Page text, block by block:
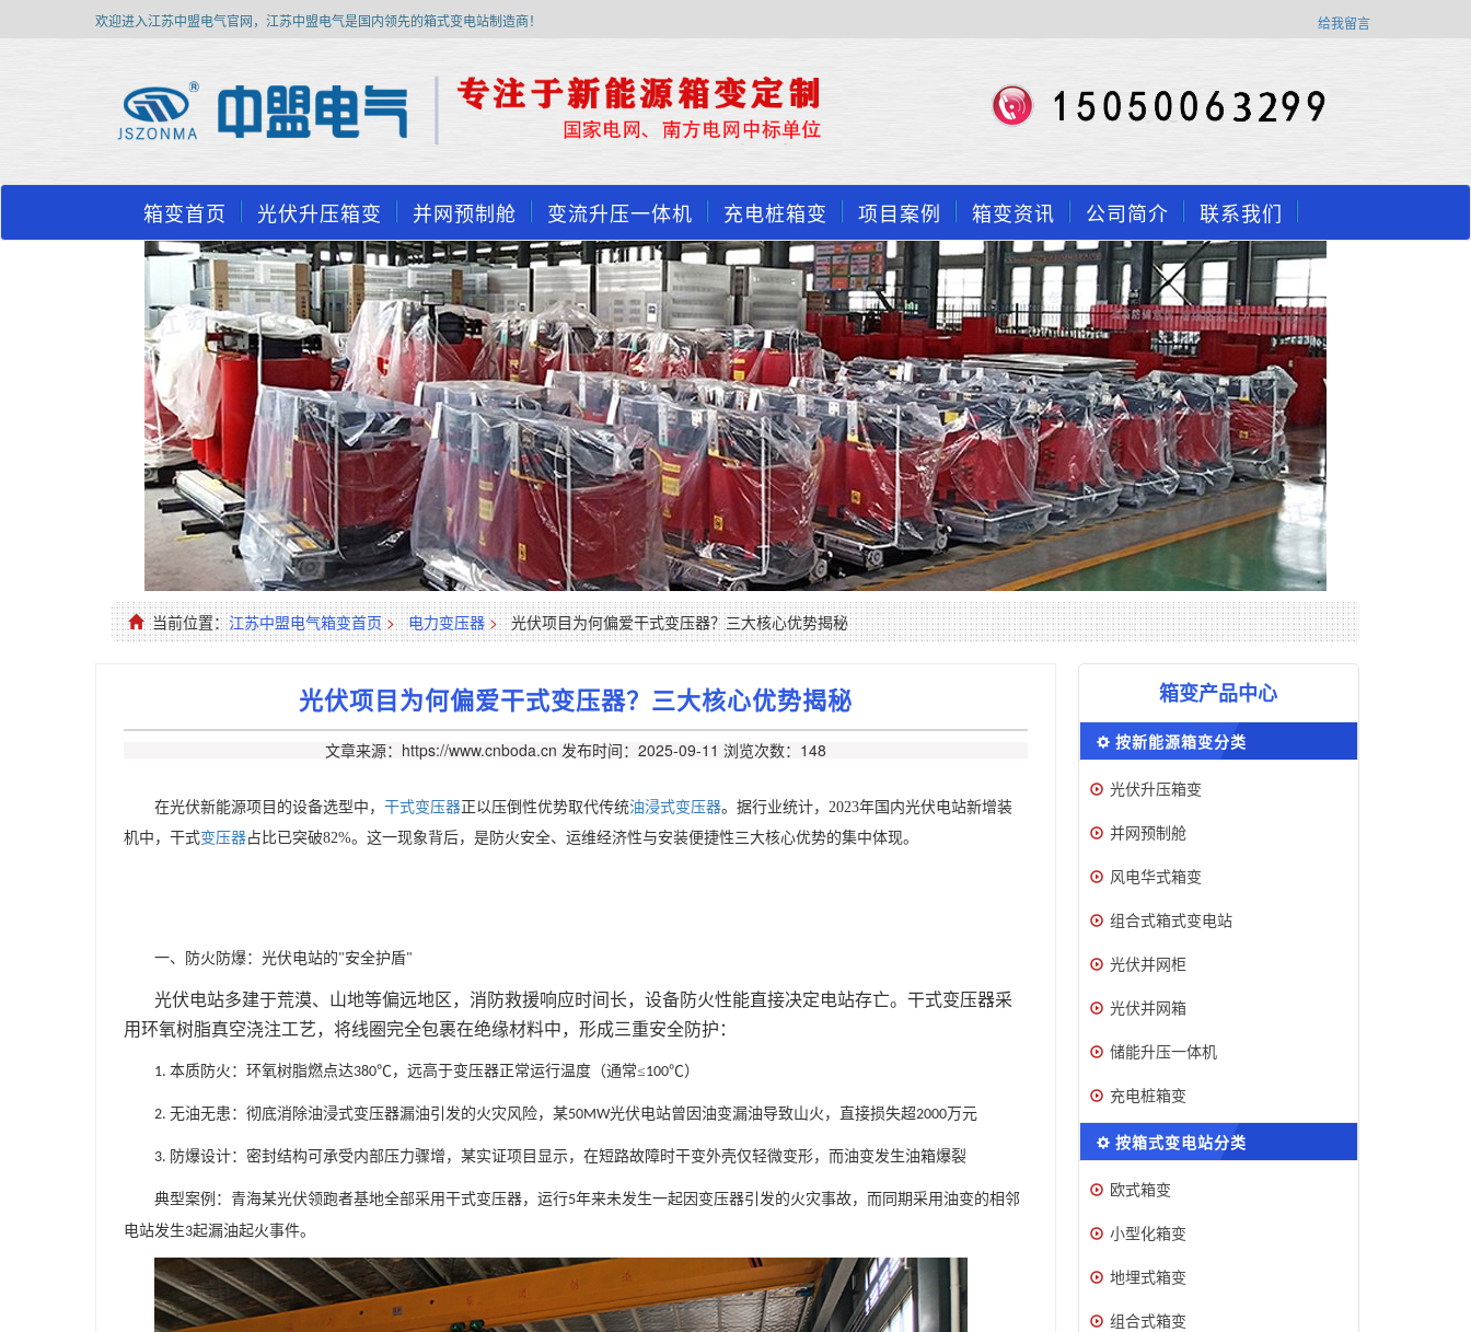
欢迎进入江苏中盟电气官网，江苏中盟电气是国内领先的箱式变电站制造商！ 给我留言
箱变首页 光伏升压箱变 并网预制舱 变流升压一体机 充电桩箱变 项目案例 箱变资讯 公司简介 联系我们
当前位置：江苏中盟电气箱变首页 > 电力变压器 > 光伏项目为何偏爱干式变压器？三大核心优势揭秘
光伏项目为何偏爱干式变压器？三大核心优势揭秘
文章来源：https://www.cnboda.cn 发布时间：2025-09-11 浏览次数：148
在光伏新能源项目的设备选型中， 干式变压器正以压倒性优势取代传统油浸式变压器。据行业统计，2023年国内光伏电站新增装
机中，干式变压器占比已突破82%。这一现象背后，是防火安全、运维经济性与安装便捷性三大核心优势的集中体现。
一、防火防爆：光伏电站的"安全护盾"
光伏电站多建于荒漠、山地等偏远地区，消防救援响应时间长，设备防火性能直接决定电站存亡。干式变压器采
用环氧树脂真空浇注工艺，将线圈完全包裹在绝缘材料中，形成三重安全防护：
1. 本质防火：环氧树脂燃点达380℃，远高于变压器正常运行温度（通常≤100℃）
2. 无油无患：彻底消除油浸式变压器漏油引发的火灾风险，某50MW光伏电站曾因油变漏油导致山火，直接损失超2000 万元
3. 防爆设计：密封结构可承受内部压力骤增，某实证项目显示，在短路故障时干变外壳仅轻微变形，而油变发生油箱爆裂
典型案例：青海某光伏领跑者基地全部采用干式变压器，运行5年来未发生一起因变压器引发的火灾事故，而同期采用油变的相邻
电站发生3起漏油起火事件。
箱变产品中心
按新能源箱变分类
光伏升压箱变
并网预制舱
风电华式箱变
组合式箱式变电站
光伏并网柜
光伏并网箱
储能升压一体机
充电桩箱变
按箱式变电站分类
欧式箱变
小型化箱变
地埋式箱变
组合式箱变